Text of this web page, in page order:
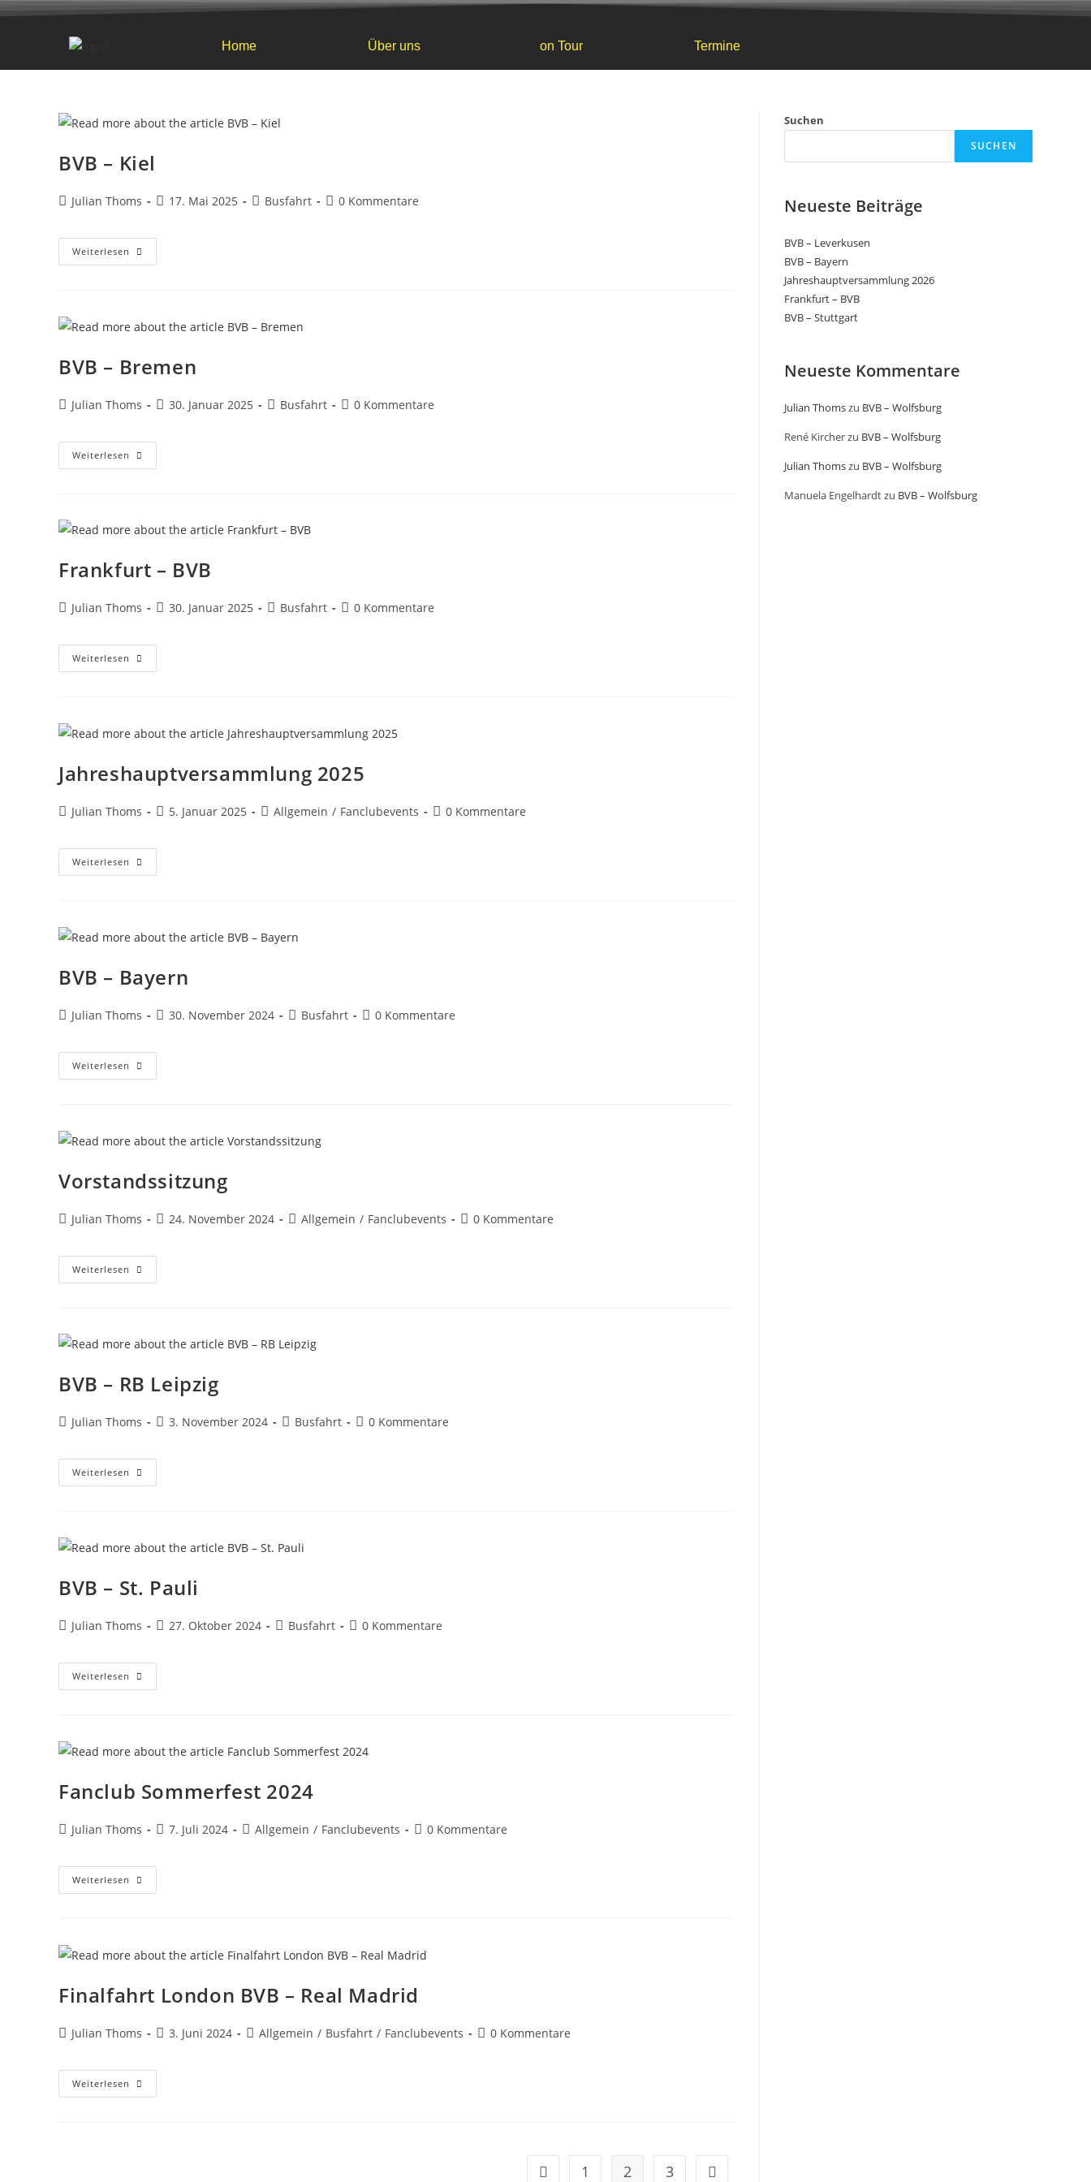
Home Über uns on Tour Termine
BVB – Kiel
Julian Thoms 17. Mai 2025 Busfahrt 0 Kommentare
Weiterlesen
BVB – Bremen
Julian Thoms 30. Januar 2025 Busfahrt 0 Kommentare
Weiterlesen
Frankfurt – BVB
Julian Thoms 30. Januar 2025 Busfahrt 0 Kommentare
Weiterlesen
Jahreshauptversammlung 2025
Julian Thoms 5. Januar 2025 Allgemein / Fanclubevents 0 Kommentare
Weiterlesen
BVB – Bayern
Julian Thoms 30. November 2024 Busfahrt 0 Kommentare
Weiterlesen
Vorstandssitzung
Julian Thoms 24. November 2024 Allgemein / Fanclubevents 0 Kommentare
Weiterlesen
BVB – RB Leipzig
Julian Thoms 3. November 2024 Busfahrt 0 Kommentare
Weiterlesen
BVB – St. Pauli
Julian Thoms 27. Oktober 2024 Busfahrt 0 Kommentare
Weiterlesen
Fanclub Sommerfest 2024
Julian Thoms 7. Juli 2024 Allgemein / Fanclubevents 0 Kommentare
Weiterlesen
Finalfahrt London BVB – Real Madrid
Julian Thoms 3. Juni 2024 Allgemein / Busfahrt / Fanclubevents 0 Kommentare
Weiterlesen
1 2 3
Suchen
SUCHEN
Neueste Beiträge
BVB – Leverkusen
BVB – Bayern
Jahreshauptversammlung 2026
Frankfurt – BVB
BVB – Stuttgart
Neueste Kommentare
Julian Thomszu BVB – Wolfsburg
René Kircherzu BVB – Wolfsburg
Julian Thomszu BVB – Wolfsburg
Manuela Engelhardtzu BVB – Wolfsburg